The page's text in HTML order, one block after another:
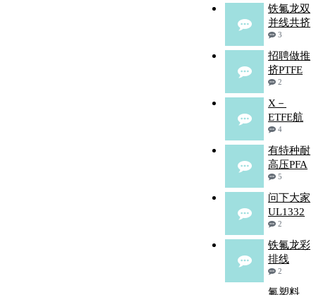
铁氟龙双
并线共挤
3
招聘做推
挤PTFE
2
X－
ETFE航
4
有特种耐
高压PFA
5
问下大家
UL1332
2
铁氟龙彩
排线
2
氟塑料